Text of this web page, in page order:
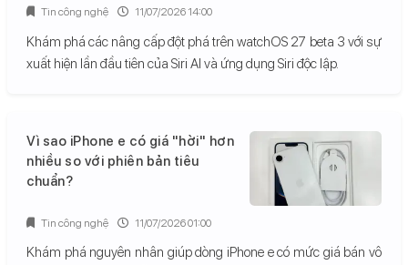
Khám phá các nâng cấp đột phá trên watchOS 27 beta 3 với sự
xuất hiện lần đầu tiên của Siri AI và ứng dụng Siri độc lập.
Tin công nghệ 11/07/2026 14:00
Vì sao iPhone e có giá "hời" hơn
nhiều so với phiên bản tiêu
chuẩn?
Khám phá nguyên nhân giúp dòng iPhone e có mức giá bán vô
Tin công nghệ 11/07/2026 01:00